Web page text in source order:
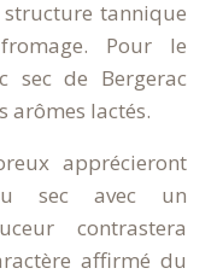
structure tannique
Pour le
sec de Bergerac
arômes lactés.
apprécieront
sec avec un
contrastera
affirmé du